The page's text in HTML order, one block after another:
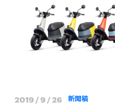
2019 / 9 / 26 新聞稿